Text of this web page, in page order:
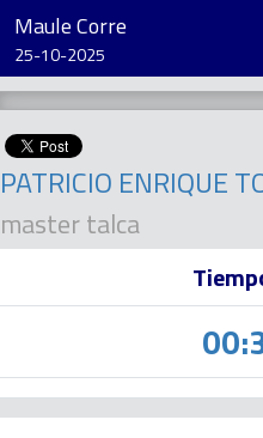
Maule Corre
25-10-2025
PATRICIO ENRIQUE
master talca